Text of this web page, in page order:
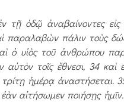
τῇ ὁδῷ ἀναβαίνοντες εἰς
παραλαβὼν πάλιν τοὺς
ὁ υἱὸς τοῦ ἀνθρώπου
αὐτὸν τοῖς ἔθνεσι, 34
ἡμέρᾳ ἀναστήσεται.
αἰτήσωμεν ποιήσῃς ἡμῖν.